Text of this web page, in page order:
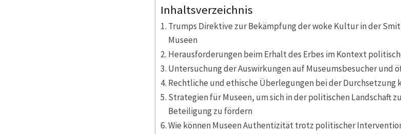
Inhaltsverzeichnis
Trumps Direktive zur Bekämpfung der woke Kultur in der
Museen
Herausforderungen beim Erhalt des Erbes im Kontext
Untersuchung der Auswirkungen auf Museumsbesucher und
Rechtliche und ethische Überlegungen bei der Durchsetzung
Strategien für Museen, um sich in der politischen Landschaft
Beteiligung zu fördern
Wie können Museen Authentizität trotz politischer